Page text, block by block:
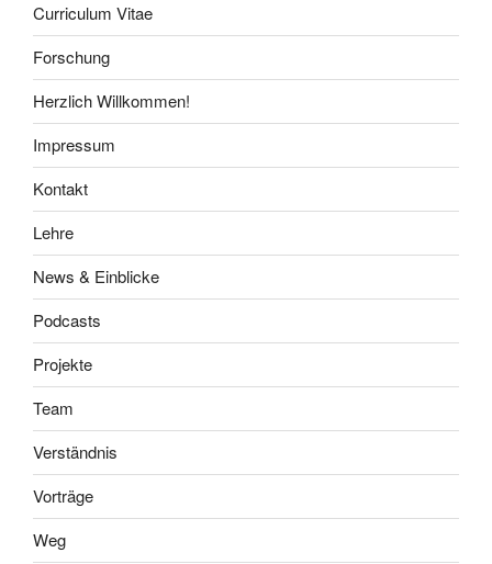
Curriculum Vitae
Forschung
Herzlich Willkommen!
Impressum
Kontakt
Lehre
News & Einblicke
Podcasts
Projekte
Team
Verständnis
Vorträge
Weg